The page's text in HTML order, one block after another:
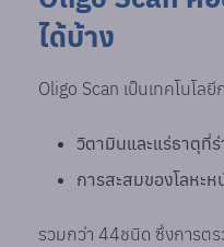
ได้บ้าง
Oligo Scan เป็นเทคโนโล
วิตามินและแร่ธาตุที่
การสะสมของโลหะ
รวมกว่า 44ชนิด ซึ่งการตร